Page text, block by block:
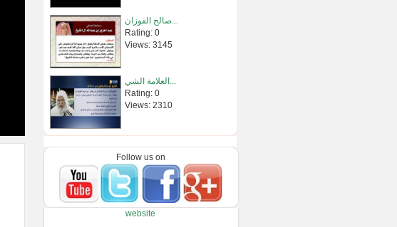
صالح الفوزان...
Rating: 0
Views: 3145
العلامة الشي...
Rating: 0
Views: 2310
Rating: 0
Views: 122531
كلمات في الأ�...
Rating: 0
Follow us on
website